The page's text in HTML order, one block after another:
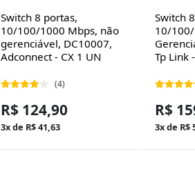
Switch 8 portas,
10/100/1000 Mbps, não
gerenciável, DC10007,
Adconnect - CX 1 UN
(4)
R$ 124,90
3x de R$ 41,63
Switch
10/
Tp Link
R$
3x de R$